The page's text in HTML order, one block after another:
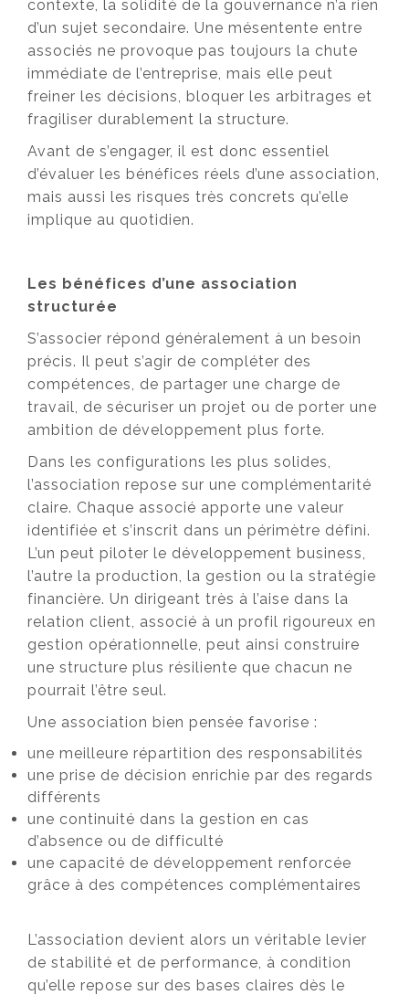
contexte, la solidité de la gouvernance n’a rien
d’un sujet secondaire. Une mésentente entre
associés ne provoque pas toujours la chute
immédiate de l’entreprise, mais elle peut
freiner les décisions, bloquer les arbitrages et
fragiliser durablement la structure.
Avant de s’engager, il est donc essentiel
d’évaluer les bénéfices réels d’une association,
mais aussi les risques très concrets qu’elle
implique au quotidien.
Les bénéfices d’une association
structurée
S’associer répond généralement à un besoin
précis. Il peut s’agir de compléter des
compétences, de partager une charge de
travail, de sécuriser un projet ou de porter une
ambition de développement plus forte.
Dans les configurations les plus solides,
l’association repose sur une complémentarité
claire. Chaque associé apporte une valeur
identifiée et s’inscrit dans un périmètre défini.
L’un peut piloter le développement business,
l’autre la production, la gestion ou la stratégie
financière. Un dirigeant très à l’aise dans la
relation client, associé à un profil rigoureux en
gestion opérationnelle, peut ainsi construire
une structure plus résiliente que chacun ne
pourrait l’être seul.
Une association bien pensée favorise :
une meilleure répartition des responsabilités
une prise de décision enrichie par des regards
différents
une continuité dans la gestion en cas
d’absence ou de difficulté
une capacité de développement renforcée
grâce à des compétences complémentaires
L’association devient alors un véritable levier
de stabilité et de performance, à condition
qu’elle repose sur des bases claires dès le